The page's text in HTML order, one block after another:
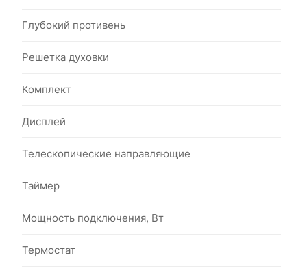
Глубокий противень
Решетка духовки
Комплект
Дисплей
Телескопические направляющие
Таймер
Мощность подключения, Вт
Термостат